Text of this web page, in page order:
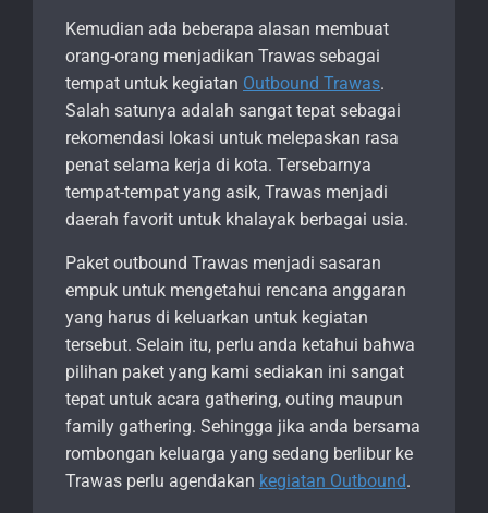
Kemudian ada beberapa alasan membuat
orang-orang menjadikan Trawas sebagai
tempat untuk kegiatan Outbound Trawas.
Salah satunya adalah sangat tepat sebagai
rekomendasi lokasi untuk melepaskan rasa
penat selama kerja di kota. Tersebarnya
tempat-tempat yang asik, Trawas menjadi
daerah favorit untuk khalayak berbagai usia.
Paket outbound Trawas menjadi sasaran
empuk untuk mengetahui rencana anggaran
yang harus di keluarkan untuk kegiatan
tersebut. Selain itu, perlu anda ketahui bahwa
pilihan paket yang kami sediakan ini sangat
tepat untuk acara gathering, outing maupun
family gathering. Sehingga jika anda bersama
rombongan keluarga yang sedang berlibur ke
Trawas perlu agendakan kegiatan Outbound.